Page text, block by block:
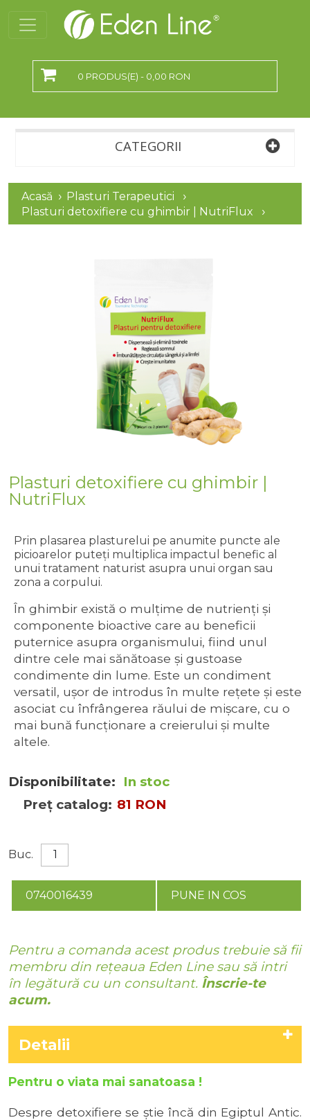
0 PRODUS(E) - 0,00 RON
CATEGORII
Acasă
Plasturi Terapeutici
Plasturi detoxifiere cu ghimbir | NutriFlux
Plasturi detoxifiere cu ghimbir |
NutriFlux
Prin plasarea plasturelui pe anumite puncte ale
picioarelor puteţi multiplica impactul benefic al
unui tratament naturist asupra unui organ sau
zona a corpului.
În ghimbir există o mulțime de nutrienți și
componente bioactive care au beneficii
puternice asupra organismului, fiind unul
dintre cele mai sănătoase și gustoase
condimente din lume. Este un condiment
versatil, ușor de introdus în multe rețete și este
asociat cu înfrângerea răului de mișcare, cu o
mai bună funcționare a creierului și multe
altele.
Disponibilitate:
In stoc
Preț catalog: 81 RON
Buc.
PUNE IN COS
0740016439
Pentru a comanda acest produs trebuie să fii
membru din rețeaua Eden Line sau să intri
în legătură cu un consultant. Înscrie-te
acum.
Detalii
Pentru o viata mai sanatoasa !
Despre detoxifiere se știe încă din Egiptul Antic.